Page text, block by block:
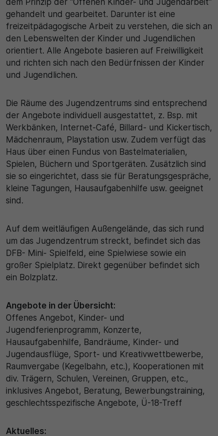
gehandelt und gearbeitet. Darunter ist eine
freizeitpädagogische Arbeit zu verstehen, die sich an
den Lebenswelten der Kinder und Jugendlichen
orientiert. Alle Angebote basieren auf Freiwilligkeit
und richten sich nach den Bedürfnissen der Kinder
und Jugendlichen.
Die Räume des Jugendzentrums sind entsprechend
der Angebote individuell ausgestattet, z. Bsp. mit
Werkbänken, Internet-Café, Billard- und Kickertisch,
Mädchenraum, Playstation usw. Zudem verfügt das
Haus über einen Fundus von Bastelmaterialien,
Spielen, Büchern und Sportgeräten. Zusätzlich sind
sie so eingerichtet, dass sie für Beratungsgespräche,
kleine Tagungen, Hausaufgabenhilfe usw. geeignet
sind.
Auf dem weitläufigen Außengelände, das sich rund
um das Jugendzentrum streckt, befindet sich das
DFB- Mini- Spielfeld, eine Spielwiese sowie ein
großer Spielplatz. Direkt gegenüber befindet sich
ein Bolzplatz.
Angebote in der Übersicht:
Offenes Angebot, Kinder- und
Jugendferienprogramm, Konzerte,
Hausaufgabenhilfe, Bandräume, Kinder- und
Jugendausflüge, Sport- und Kreativwettbewerbe,
Raumvergabe (Kegelbahn, etc.), Kooperationen mit
div. Trägern, Schulen, Vereinen, Gruppen, etc.,
inklusives Angebot, Beratung, Bewerbungstraining,
geschlechtsspezifische Angebote, Ü-18-Treff
Aktuelles:
Name
SgCookieOptin.lastPreferences
Cookie Consent / Ahlen
1 Jahr
Zweck
Dieser Wert speichert Ihre Consent-Einstellungen.
Unter anderem eine zufällig generierte ID, für die
historische Speicherung Ihrer vorgenommen
Einstellungen, falls der Webseiten-Betreiber dies
eingestellt hat.
Matomo
Laufzeit
1 Jahr
wie die eindeutige Besucher-ID zu speichern.
Name
_pk_ses\..*$
Anbieter
Matomo
30 Minuten
Zweck
Wird für statistische Zwecke verwendet, um